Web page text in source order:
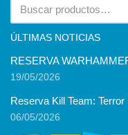
ÚLTIMAS NOTICIAS
RESERVA
19/05/2026
Reserva Kill Team:
06/05/2026